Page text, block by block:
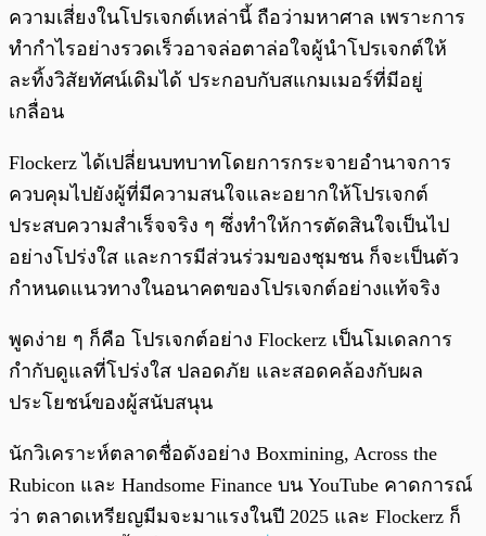
ความเสี่ยงในโปรเจกต์เหล่านี้ ถือว่ามหาศาล เพราะการ
ทำกำไรอย่างรวดเร็วอาจล่อตาล่อใจผู้นำโปรเจกต์ให้
ละทิ้งวิสัยทัศน์เดิมได้ ประกอบกับสแกมเมอร์ที่มีอยู่
เกลื่อน
Flockerz ได้เปลี่ยนบทบาทโดยการกระจายอำนาจการ
ควบคุมไปยังผู้ที่มีความสนใจและอยากให้โปรเจกต์
ประสบความสำเร็จจริง ๆ ซึ่งทำให้การตัดสินใจเป็นไป
อย่างโปร่งใส และการมีส่วนร่วมของชุมชน ก็จะเป็นตัว
กำหนดแนวทางในอนาคตของโปรเจกต์อย่างแท้จริง
พูดง่าย ๆ ก็คือ โปรเจกต์อย่าง Flockerz เป็นโมเดลการ
กำกับดูแลที่โปร่งใส ปลอดภัย และสอดคล้องกับผล
ประโยชน์ของผู้สนับสนุน
นักวิเคราะห์ตลาดชื่อดังอย่าง Boxmining, Across the
Rubicon และ Handsome Finance บน YouTube คาดการณ์
ว่า ตลาดเหรียญมีมจะมาแรงในปี 2025 และ Flockerz ก็